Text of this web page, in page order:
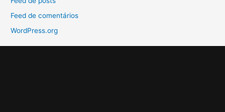
Feed de comentários
WordPress.org